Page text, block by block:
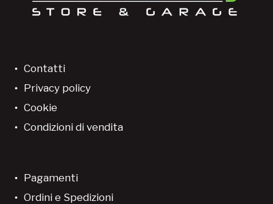
Contatti
Privacy policy
Cookie
Condizioni di vendita
Pagamenti
Ordini e Spedizioni